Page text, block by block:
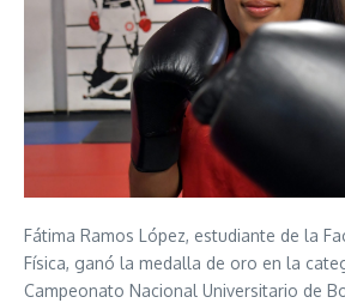
Fátima Ramos López, estudiante de la
Física, ganó la medalla de oro en la
Campeonato Nacional Universitario de